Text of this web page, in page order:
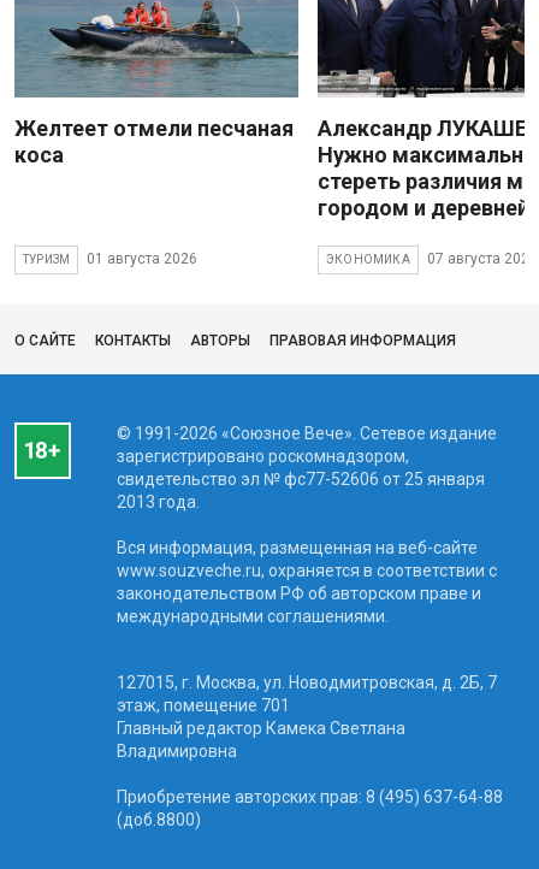
Желтеет отмели песчаная
коса
ТУРИЗМ 01 августа 2026
Александр
Нужно максимально
стереть различия
городом и деревней
ЭКОНОМИКА 07 августа 2026
О САЙТЕ КОНТАКТЫ АВТОРЫ ПРАВОВАЯ ИНФОРМАЦИЯ
© 1991-2026 «Союзное Вече». Сетевое издание
зарегистрировано роскомнадзором,
свидетельство эл № фc77-52606 от 25 января
2013 года.
Вся информация, размещенная на веб-сайте
www.souzveche.ru, охраняется в соответствии с
законодательством РФ об авторском праве и
международными соглашениями.
127015, г. Москва, ул. Новодмитровская, д. 2Б, 7
этаж, помещение 701
Главный редактор Камека Светлана
Владимировна
Приобретение авторских прав: 8 (495) 637-64-88
(доб.8800)